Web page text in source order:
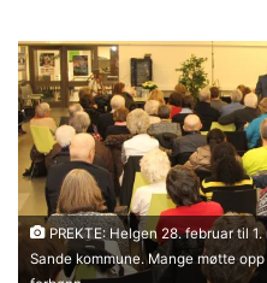
PREKTE: Helgen 28. februar til
Sande kommune. Mange møtte